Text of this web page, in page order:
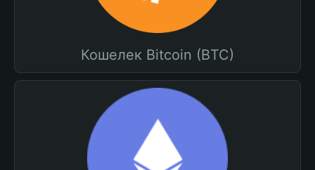
Кошелек Bitcoin (BTC)